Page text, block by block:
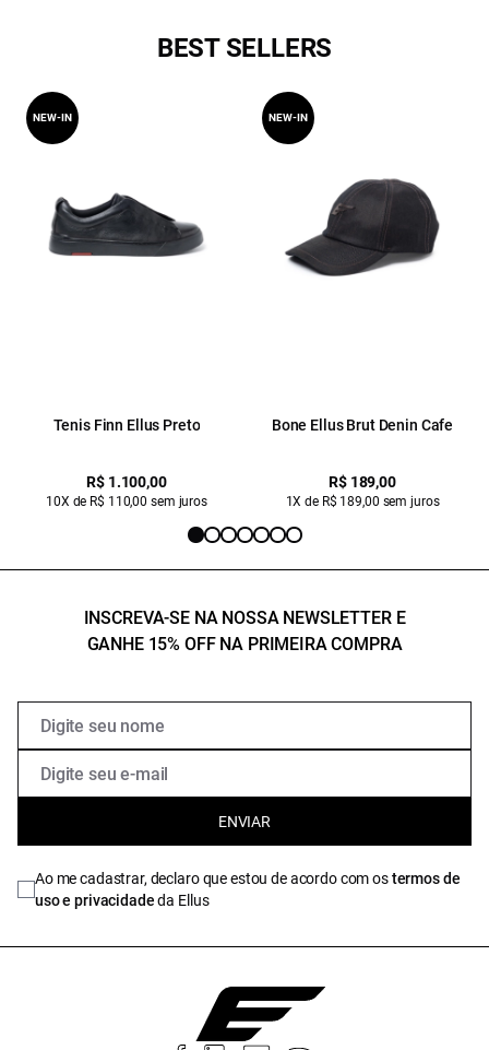
BEST SELLERS
Tenis Finn Ellus Preto
R$ 1.100,00
10X de R$ 110,00 sem juros
NEW-IN
Bone Ellus Brut Denin Cafe
R$ 189,00
1X de R$ 189,00 sem juros
NEW-IN
INSCREVA-SE NA NOSSA NEWSLETTER E
GANHE 15% OFF NA PRIMEIRA COMPRA
ENVIAR
Ao me cadastrar, declaro que estou de acordo com ostermos de
uso e privacidadeda Ellus